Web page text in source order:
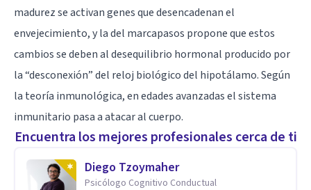
madurez se activan genes que desencadenan el
envejecimiento, y la del marcapasos propone que estos
cambios se deben al desequilibrio hormonal producido por
la “desconexión” del reloj biológico del hipotálamo. Según
la teoría inmunológica, en edades avanzadas el sistema
inmunitario pasa a atacar al cuerpo.
Encuentra los mejores profesionales cerca de ti
Diego Tzoymaher
Psicólogo Cognitivo Conductual